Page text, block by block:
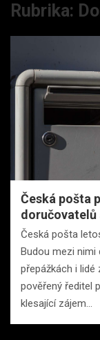
Rubrika:
Česká pošta
doručovatelů
Česká pošta
Budou mezi
přepážkách i lidé
pověřený ředitel
klesající zájem…